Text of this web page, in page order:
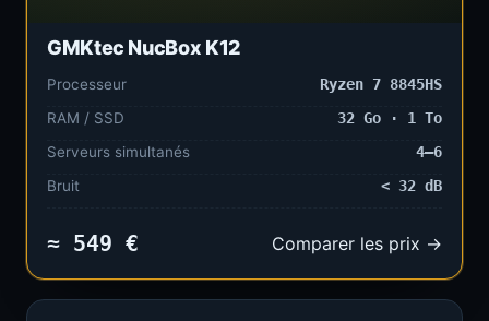
GMKtec NucBox K12
Processeur
Ryzen 7 8845HS
RAM / SSD
32 Go · 1 To
Serveurs simultanés
4–6
Bruit
< 32 dB
≈ 549 € Comparer les prix →